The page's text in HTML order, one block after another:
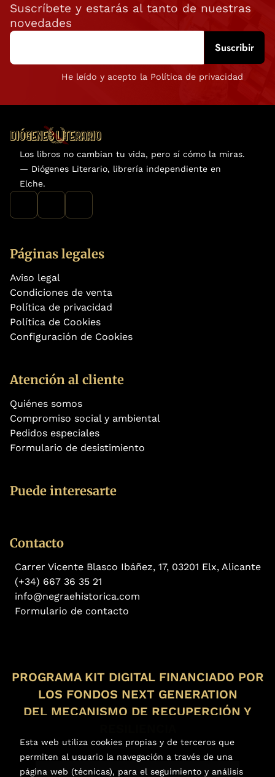
Suscríbete y estarás al tanto de nuestras
novedades
He leído y acepto la Política de privacidad
Los libros no cambian tu vida, pero sí cómo la miras.
— Diógenes Literario, librería independiente en
Elche.
Páginas legales
Aviso legal
Condiciones de venta
Política de privacidad
Política de Cookies
Configuración de Cookies
Atención al cliente
Quiénes somos
Compromiso social y ambiental
Pedidos especiales
Formulario de desistimiento
Puede interesarte
Contacto
Carrer Vicente Blasco Ibáñez, 17, 03201 Elx, Alicante
(+34) 667 36 35 21
info@negraehistorica.com
Formulario de contacto
PROGRAMA KIT DIGITAL FINANCIADO POR
LOS FONDOS NEXT GENERATION
DEL MECANISMO DE RECUPERCIÓN Y
Esta web utiliza cookies propias y de terceros que
permiten al usuario la navegación a través de una
página web (técnicas), para el seguimiento y análisis